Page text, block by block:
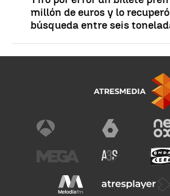
millón de euros y lo
búsqueda entre seis